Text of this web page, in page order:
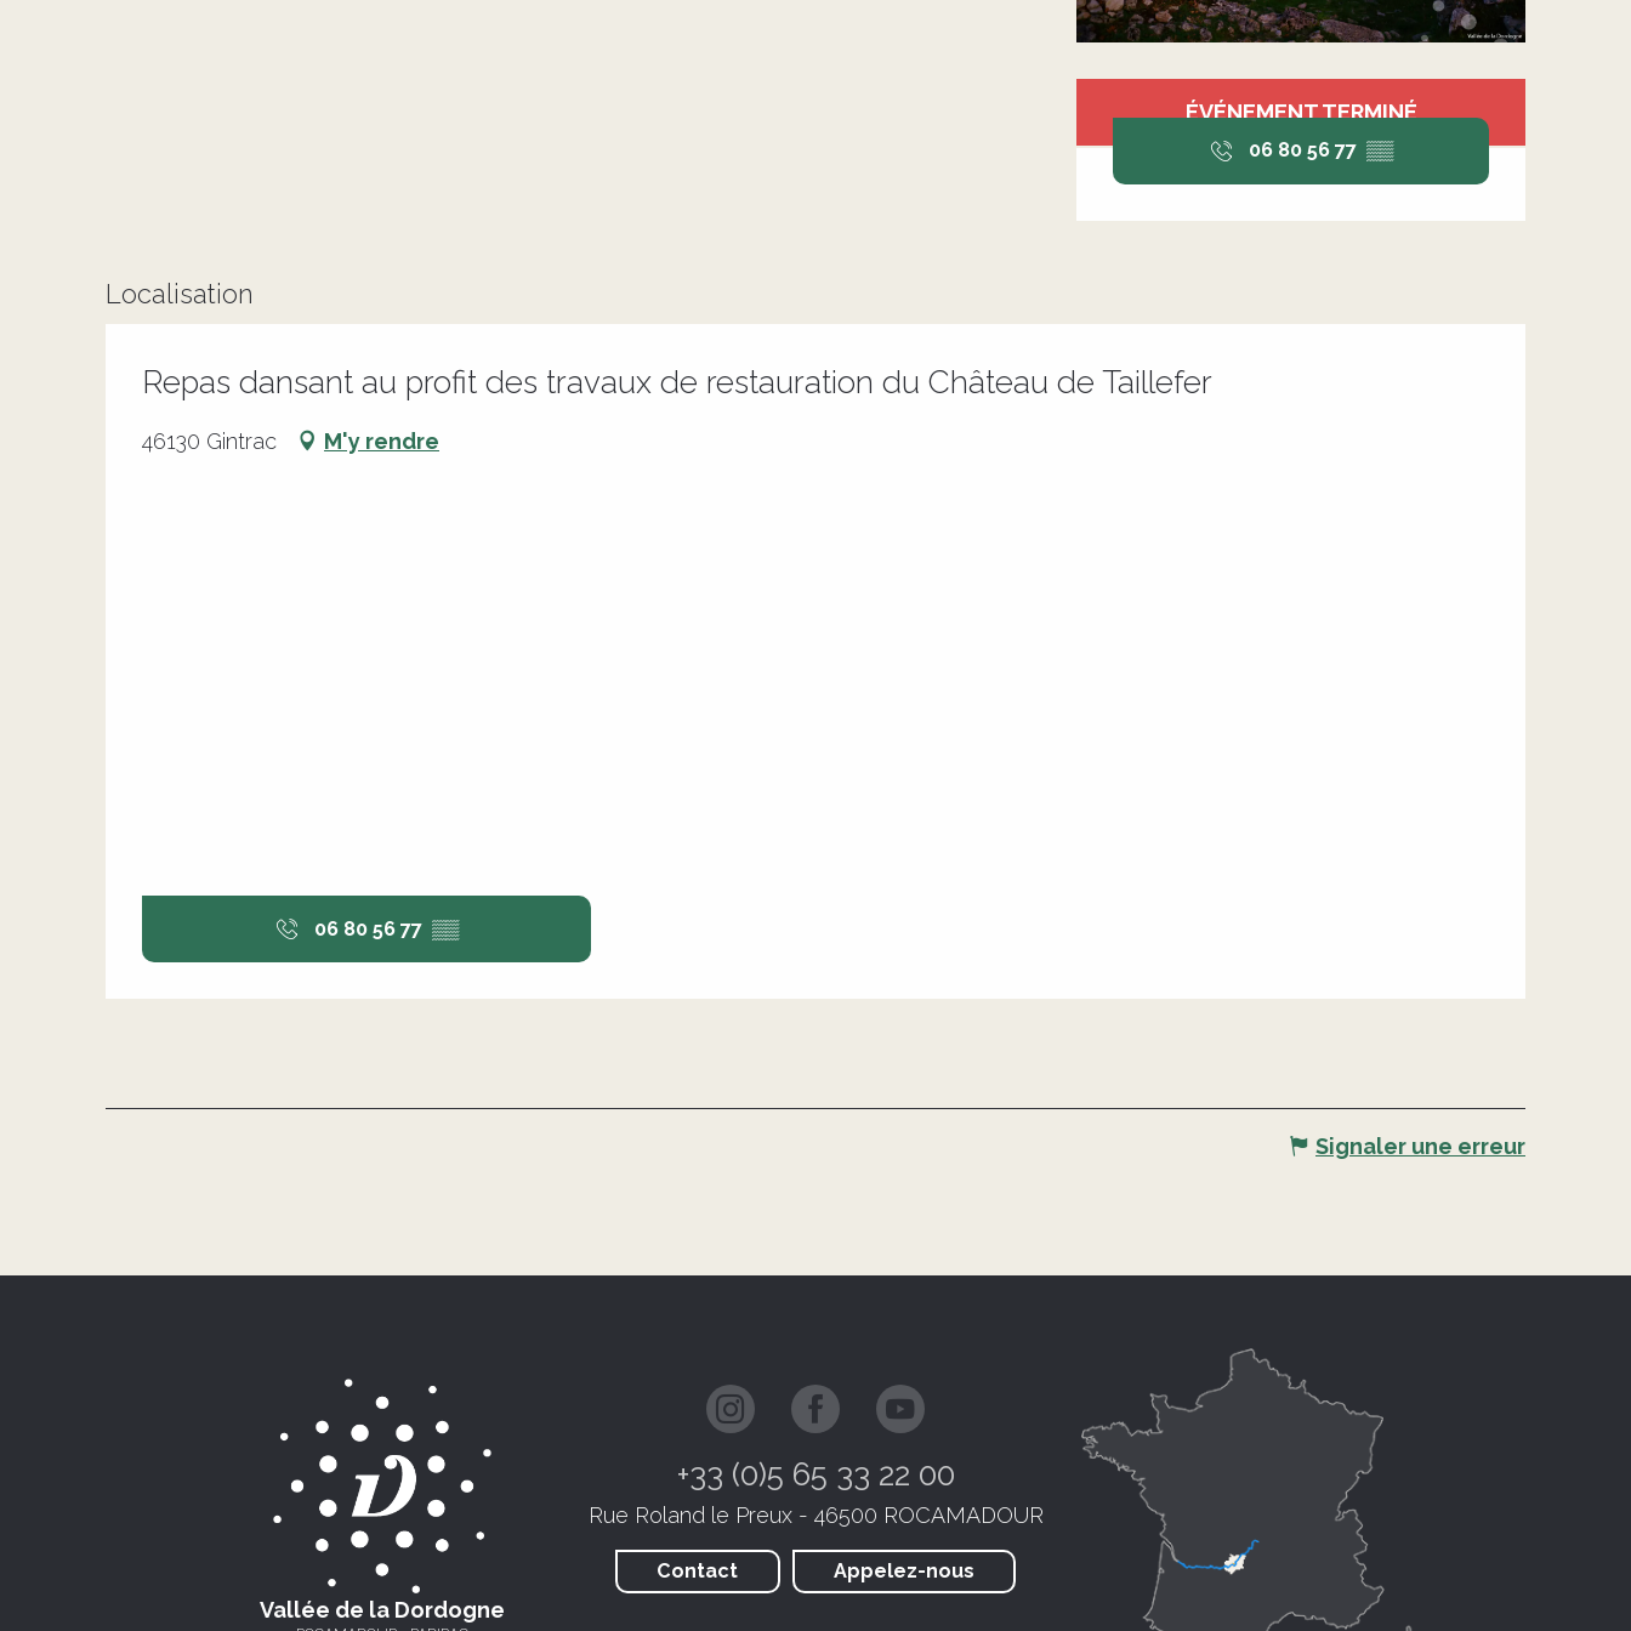
Ouverture et
ÉVÉNEMENT TERMINÉ
06 80 56 77 ▒▒
Localisation
Repas dansant au profit des travaux de restauration du Château de Taillefer
46130 Gintrac M'y rendre
06 80 56 77 ▒▒
Signaler une erreur
Vallée de la Dordogne
+33 (0)5 65 33 22 00
Rue Roland le Preux - 46500 ROCAMADOUR
Contact Appelez-nous